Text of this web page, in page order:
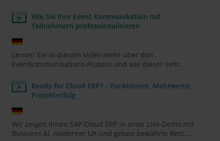
Wie Sie Ihre Event Kommunikation mit
Teilnehmern professionalisieren
Lernen Sie in diesem Video mehr über den
Eventkommunikations-Prozess und wie dieser sehr...
Ready for Cloud ERP? – Funktionen, Mehrwerte,
Projekterfolg
Wir zeigen Ihnen SAP Cloud ERP in einer Live-Demo mit
Business AI, moderner UX und geben bewährte Best...